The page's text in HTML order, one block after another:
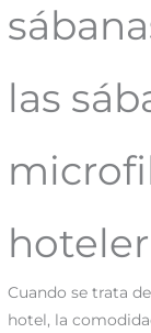
las
Cuando se trata
hotel, la